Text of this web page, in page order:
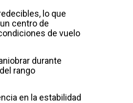
lo que
centro de
de vuelo
durante
rango
en la estabilidad